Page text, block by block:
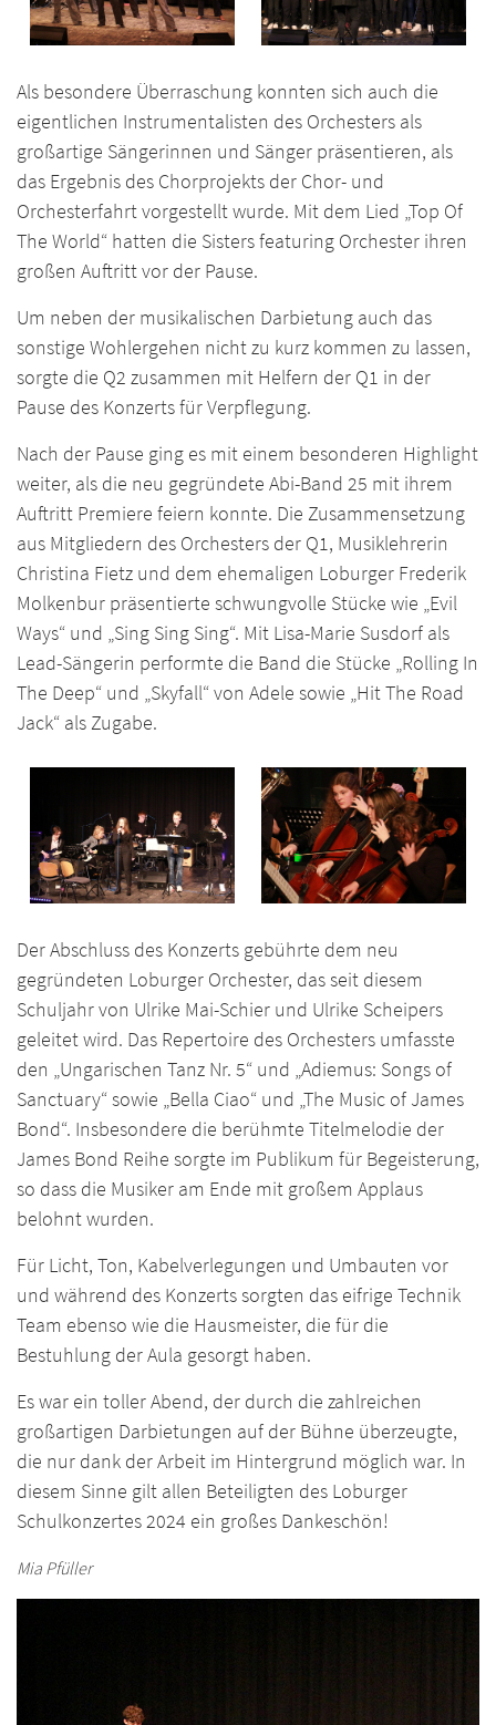
Als besondere Überraschung konnten sich auch die
eigentlichen Instrumentalisten des Orchesters als
großartige Sängerinnen und Sänger präsentieren, als
das Ergebnis des Chorprojekts der Chor- und
Orchesterfahrt vorgestellt wurde. Mit dem Lied „Top Of
The World“ hatten die Sisters featuring Orchester ihren
großen Auftritt vor der Pause.
Um neben der musikalischen Darbietung auch das
sonstige Wohlergehen nicht zu kurz kommen zu lassen,
sorgte die Q2 zusammen mit Helfern der Q1 in der
Pause des Konzerts für Verpflegung.
Nach der Pause ging es mit einem besonderen Highlight
weiter, als die neu gegründete Abi-Band 25 mit ihrem
Auftritt Premiere feiern konnte. Die Zusammensetzung
aus Mitgliedern des Orchesters der Q1, Musiklehrerin
Christina Fietz und dem ehemaligen Loburger Frederik
Molkenbur präsentierte schwungvolle Stücke wie „Evil
Ways“ und „Sing Sing Sing“. Mit Lisa-Marie Susdorf als
Lead-Sängerin performte die Band die Stücke „Rolling In
The Deep“ und „Skyfall“ von Adele sowie „Hit The Road
Jack“ als Zugabe.
Der Abschluss des Konzerts gebührte dem neu
gegründeten Loburger Orchester, das seit diesem
Schuljahr von Ulrike Mai-Schier und Ulrike Scheipers
geleitet wird. Das Repertoire des Orchesters umfasste
den „Ungarischen Tanz Nr. 5“ und „Adiemus: Songs of
Sanctuary“ sowie „Bella Ciao“ und „The Music of James
Bond“. Insbesondere die berühmte Titelmelodie der
James Bond Reihe sorgte im Publikum für Begeisterung,
so dass die Musiker am Ende mit großem Applaus
belohnt wurden.
Für Licht, Ton, Kabelverlegungen und Umbauten vor
und während des Konzerts sorgten das eifrige Technik
Team ebenso wie die Hausmeister, die für die
Bestuhlung der Aula gesorgt haben.
Es war ein toller Abend, der durch die zahlreichen
großartigen Darbietungen auf der Bühne überzeugte,
die nur dank der Arbeit im Hintergrund möglich war. In
diesem Sinne gilt allen Beteiligten des Loburger
Schulkonzertes 2024 ein großes Dankeschön!
Mia Pfüller